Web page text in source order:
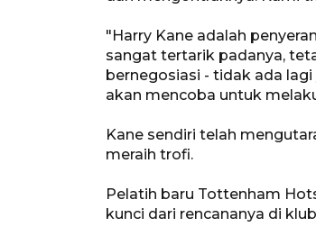
"Harry Kane adalah
sangat tertarik padanya,
bernegosiasi - tidak ada
akan mencoba untuk
Kane sendiri telah
meraih trofi.
Pelatih baru Tottenham
kunci dari rencananya di